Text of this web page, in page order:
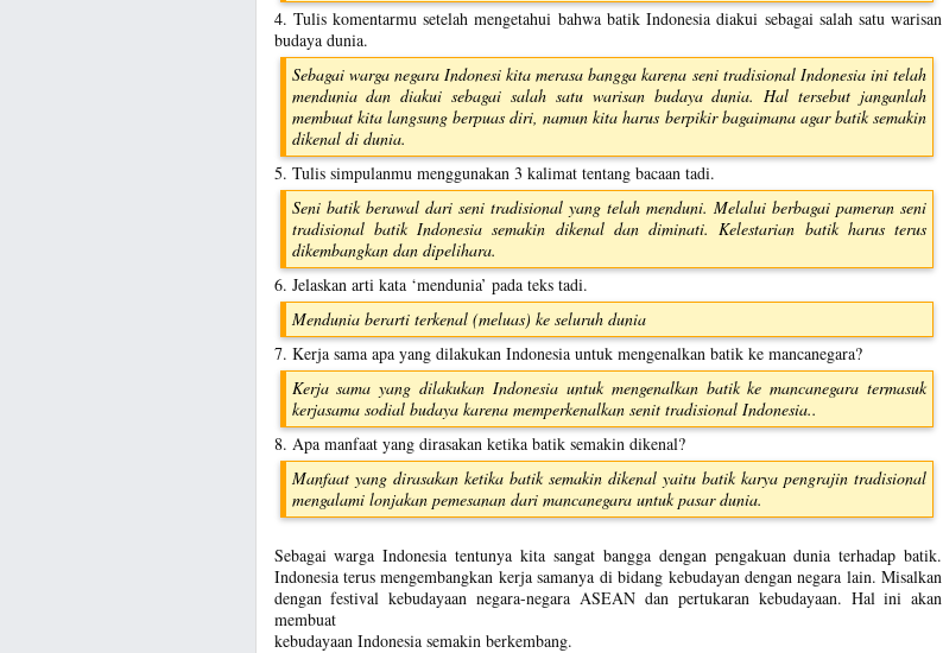
4. Tulis komentarmu setelah mengetahui bahwa batik Indonesia diakui sebagai salah satu warisan
budaya dunia.
Sebagai warga negara Indonesi kita merasa bangga karena seni tradisional Indonesia ini telah
mendunia dan diakui sebagai salah satu warisan budaya dunia. Hal tersebut janganlah
membuat kita langsung berpuas diri, namun kita harus berpikir bagaimana agar batik semakin
dikenal di dunia.
5. Tulis simpulanmu menggunakan 3 kalimat tentang bacaan tadi.
Seni batik berawal dari seni tradisional yang telah menduni. Melalui berbagai pameran seni
tradisional batik Indonesia semakin dikenal dan diminati. Kelestarian batik harus terus
dikembangkan dan dipelihara.
6. Jelaskan arti kata ‘mendunia’ pada teks tadi.
Mendunia berarti terkenal (meluas) ke seluruh dunia
7. Kerja sama apa yang dilakukan Indonesia untuk mengenalkan batik ke mancanegara?
Kerja sama yang dilakukan Indonesia untuk mengenalkan batik ke mancanegara termasuk
kerjasama sodial budaya karena memperkenalkan senit tradisional Indonesia..
8. Apa manfaat yang dirasakan ketika batik semakin dikenal?
Manfaat yang dirasakan ketika batik semakin dikenal yaitu batik karya pengrajin tradisional
mengalami lonjakan pemesanan dari mancanegara untuk pasar dunia.
Sebagai warga Indonesia tentunya kita sangat bangga dengan pengakuan dunia terhadap batik.
Indonesia terus mengembangkan kerja samanya di bidang kebudayan dengan negara lain. Misalkan
dengan festival kebudayaan negara-negara ASEAN dan pertukaran kebudayaan. Hal ini akan
membuat
kebudayaan Indonesia semakin berkembang.